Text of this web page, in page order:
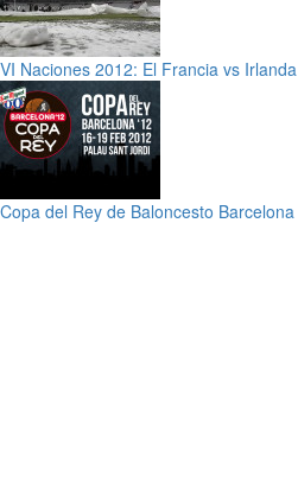
VI Naciones 2012: El Francia vs
Copa del Rey de Baloncesto